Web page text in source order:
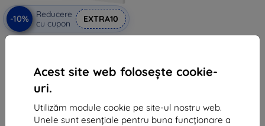
Acest site web folosește cookie-
uri.
Utilizăm module cookie pe site-ul nostru web.
Unele sunt esențiale pentru buna funcționare a
-10%
Reducere
cu cupon
EXTRA10
54 lei
24 lei